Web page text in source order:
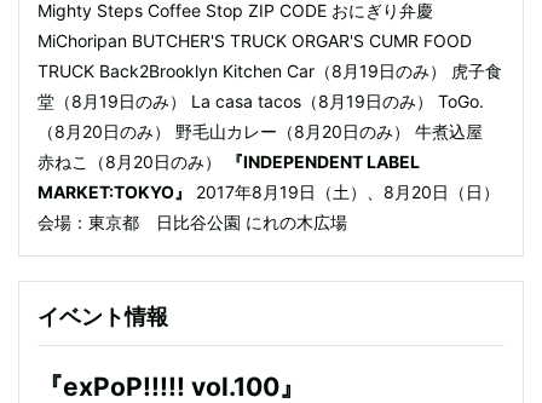
Mighty Steps Coffee Stop ZIP CODE おにぎり弁慶
MiChoripan BUTCHER'S TRUCK ORGAR'S CUMR FOOD
TRUCK Back2Brooklyn Kitchen Car（8月19日のみ） 虎子食
堂（8月19日のみ） La casa tacos（8月19日のみ） ToGo.
（8月20日のみ） 野毛山カレー（8月20日のみ） 牛煮込屋
赤ねこ（8月20日のみ）
『INDEPENDENT LABEL
MARKET:TOKYO』
2017年8月19日（土）、8月20日（日）
会場：東京都 日比谷公園 にれの木広場
イベント情報
『exPoP!!!!! vol.100』